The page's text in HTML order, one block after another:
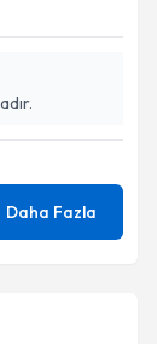
belirtilen
Daha Fazla